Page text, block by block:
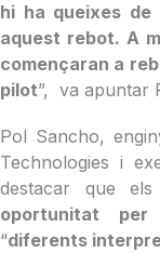
hi ha queixes
aquest rebot. A
començaran a
pilot”, va apuntar
Pol Sancho,
Technologies i
destacar que
oportunitat per
“diferents